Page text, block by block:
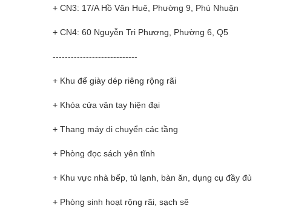
+ CN3: 17/A Hồ Văn Huê, Phường 9, Phú Nhuận
+ CN4: 60 Nguyễn Tri Phương, Phường 6, Q5
----------------------------
+ Khu để giày dép riêng rộng rãi
+ Khóa cửa vân tay hiện đại
+ Thang máy di chuyển các tầng
+ Phòng đọc sách yên tĩnh
+ Khu vực nhà bếp, tủ lạnh, bàn ăn, dụng cụ đầy đủ
+ Phòng sinh hoạt rộng rãi, sạch sẽ